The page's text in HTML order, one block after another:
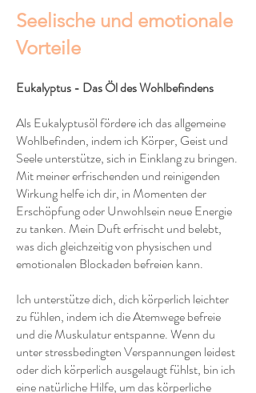
Seelische und emotionale
Vorteile
Eukalyptus - Das Öl des Wohlbefindens
Als Eukalyptusöl fördere ich das allgemeine
Wohlbefinden, indem ich Körper, Geist und
Seele unterstütze, sich in Einklang zu bringen.
Mit meiner erfrischenden und reinigenden
Wirkung helfe ich dir, in Momenten der
Erschöpfung oder Unwohlsein neue Energie
zu tanken. Mein Duft erfrischt und belebt,
was dich gleichzeitig von physischen und
emotionalen Blockaden befreien kann.
Ich unterstütze dich, dich körperlich leichter
zu fühlen, indem ich die Atemwege befreie
und die Muskulatur entspanne. Wenn du
unter stressbedingten Verspannungen leidest
oder dich körperlich ausgelaugt fühlst, bin ich
eine natürliche Hilfe, um das körperliche